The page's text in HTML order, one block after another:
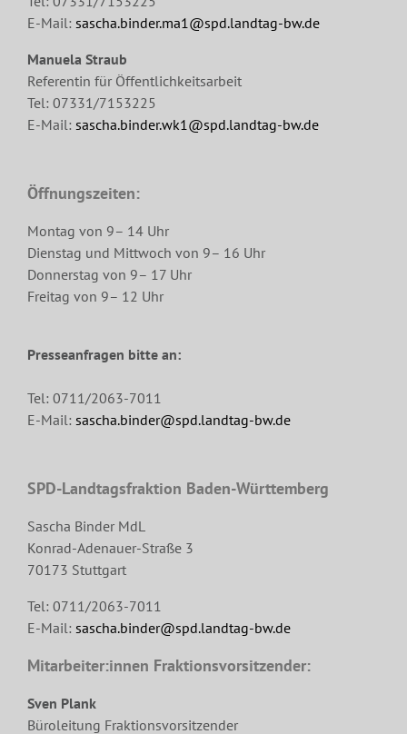
E-Mail: sascha.binder.ma1@spd.landtag-bw.de
Manuela Straub
Referentin für Öffentlichkeitsarbeit
Tel: 07331/7153225
E-Mail: sascha.binder.wk1@spd.landtag-bw.de
Öffnungszeiten:
Montag von 9– 14 Uhr
Dienstag und Mittwoch von 9– 16 Uhr
Donnerstag von 9– 17 Uhr
Freitag von 9– 12 Uhr
Presseanfragen bitte an:
Tel: 0711/2063-7011
E-Mail: sascha.binder@spd.landtag-bw.de
SPD-Landtagsfraktion Baden-Württemberg
Sascha Binder MdL
Konrad-Adenauer-Straße 3
70173 Stuttgart
Tel: 0711/2063-7011
E-Mail: sascha.binder@spd.landtag-bw.de
Mitarbeiter:innen Fraktionsvorsitzender:
Sven Plank
Büroleitung Fraktionsvorsitzender